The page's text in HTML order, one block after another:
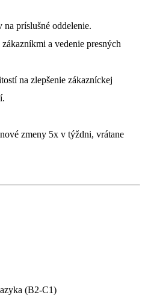
príslušné oddelenie.
a vedenie presných
na zlepšenie zákazníckej
zmeny 5x v týždni, vrátane
(B2-C1)